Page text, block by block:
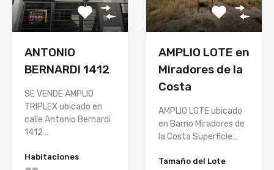
ANTONIO
BERNARDI 1412
SE VENDE AMPLIO
TRIPLEX ubicado en
calle Antonio Bernardi
1412…
Habitaciones
AMPLIO LOTE en
Miradores de la
Costa
AMPLIO LOTE ubicado
en Barrio Miradores de
la Costa Superficie…
Tamaño del Lote